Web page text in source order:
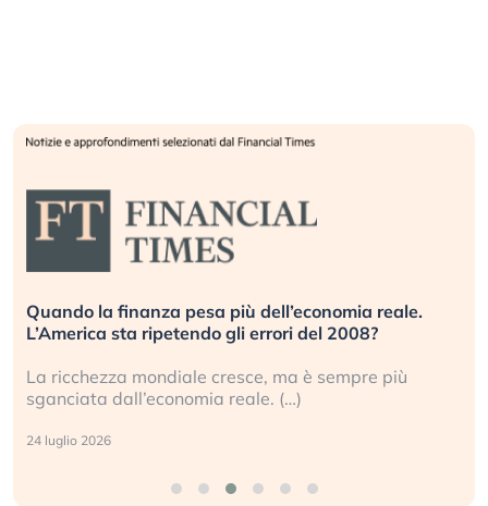
Quando la finanza pesa più dell’economia reale.
L’America sta ripetendo gli errori del 2008?
La ricchezza mondiale cresce, ma è sempre più
sganciata dall’economia reale. (…)
24 luglio 2026